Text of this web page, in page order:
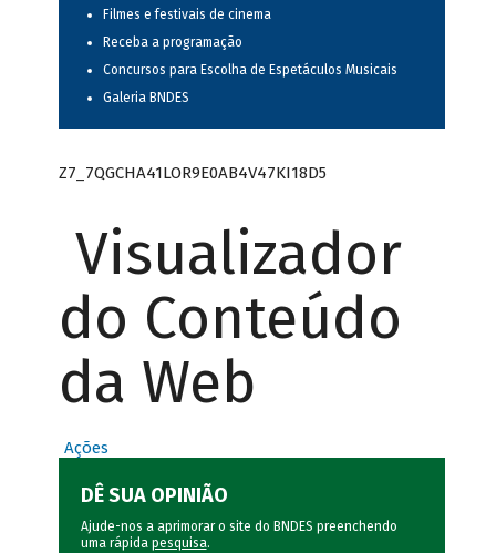
Filmes e festivais de cinema
Receba a programação
Concursos para Escolha de Espetáculos Musicais
Galeria BNDES
Z7_7QGCHA41LOR9E0AB4V47KI18D5
Visualizador
do Conteúdo
da Web
Ações
DÊ SUA OPINIÃO
Ajude-nos a aprimorar o site do BNDES preenchendo
uma rápida pesquisa.